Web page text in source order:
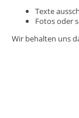
Texte
Fotos oder
Wir behalten uns